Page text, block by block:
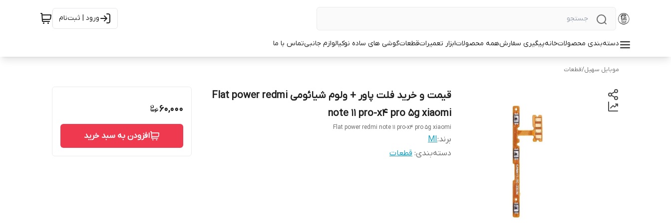
ورود | ثبت‌نام
دسته‌بندی محصولاتخانهپیگیری سفارشهمه محصولاتابزار تعمیراتقطعاتگوشی های ساده نوکیالوازم جانبیتماس با ما
موبایل سهیل/قطعات
قیمت و خرید فلت پاور + ولوم شیائومی Flat power redmi
note 11 pro-x4 pro 5g xiaomi
Flat power redmi note 11 pro-x4 pro 5g xiaomi
برند:MI
دسته‌بندی: قطعات
60,000
افزودن به سبد خرید